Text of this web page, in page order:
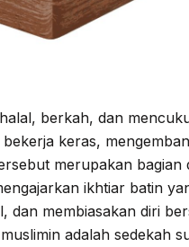
berkah, dan
keras,
merupakan bagian
ikhtiar batin
membiasakan diri
adalah sedekah